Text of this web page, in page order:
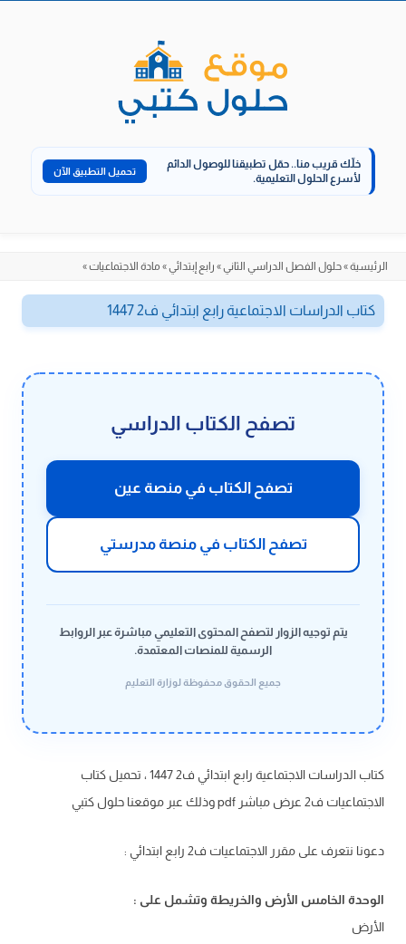
خلّك قريب منا.. حمّل تطبيقنا للوصول الدائم
لأسرع الحلول التعليمية.
تحميل التطبيق الآن
الرئيسية»حلول الفصل الدراسي الثاني» رابع إبتدائي» مادة الاجتماعيات»
كتاب الدراسات الاجتماعية رابع ابتدائي ف2 1447
تصفح الكتاب الدراسي
تصفح الكتاب في منصة عين
تصفح الكتاب في منصة مدرستي
يتم توجيه الزوار لتصفح المحتوى التعليمي مباشرة عبر الروابط
الرسمية للمنصات المعتمدة.
جميع الحقوق محفوظة لوزارة التعليم
كتاب الدراسات الاجتماعية رابع ابتدائي ف2 1447 ، تحميل كتاب
الاجتماعيات ف2 عرض مباشر pdf وذلك عبر موقعنا حلول كتبي
دعونا نتعرف على مقرر الاجتماعيات ف2 رابع ابتدائي :
الوحدة الخامس الأرض والخريطة وتشمل على :
الأرض